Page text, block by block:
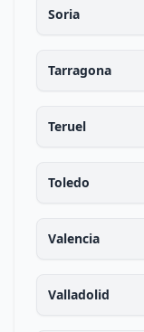
Soria
Tarragona
Teruel
Toledo
Valencia
Valladolid